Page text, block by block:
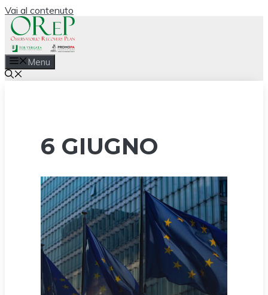
Vai al contenuto
Menu
6 GIUGNO